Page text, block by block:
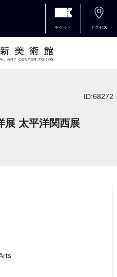
チケット アクセス
ID:68272
展 太平洋関西展